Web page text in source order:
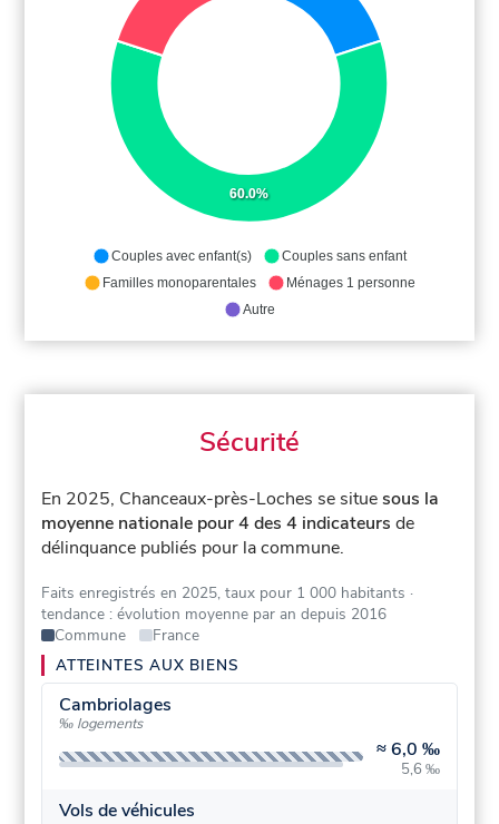
60.0%
Couples avec enfant(s)
Couples sans enfant
Familles monoparentales
Ménages 1 personne
Autre
Sécurité
En 2025, Chanceaux-près-Loches se situesous la
moyenne nationale pour 4 des 4 indicateurs de
délinquance publiés pour la commune.
Faits enregistrés en 2025, taux pour 1 000 habitants ·
tendance : évolution moyenne par an depuis 2016
Commune
France
ATTEINTES AUX BIENS
Cambriolages
‰ logements
≈6,0 ‰
5,6 ‰
Vols de véhicules